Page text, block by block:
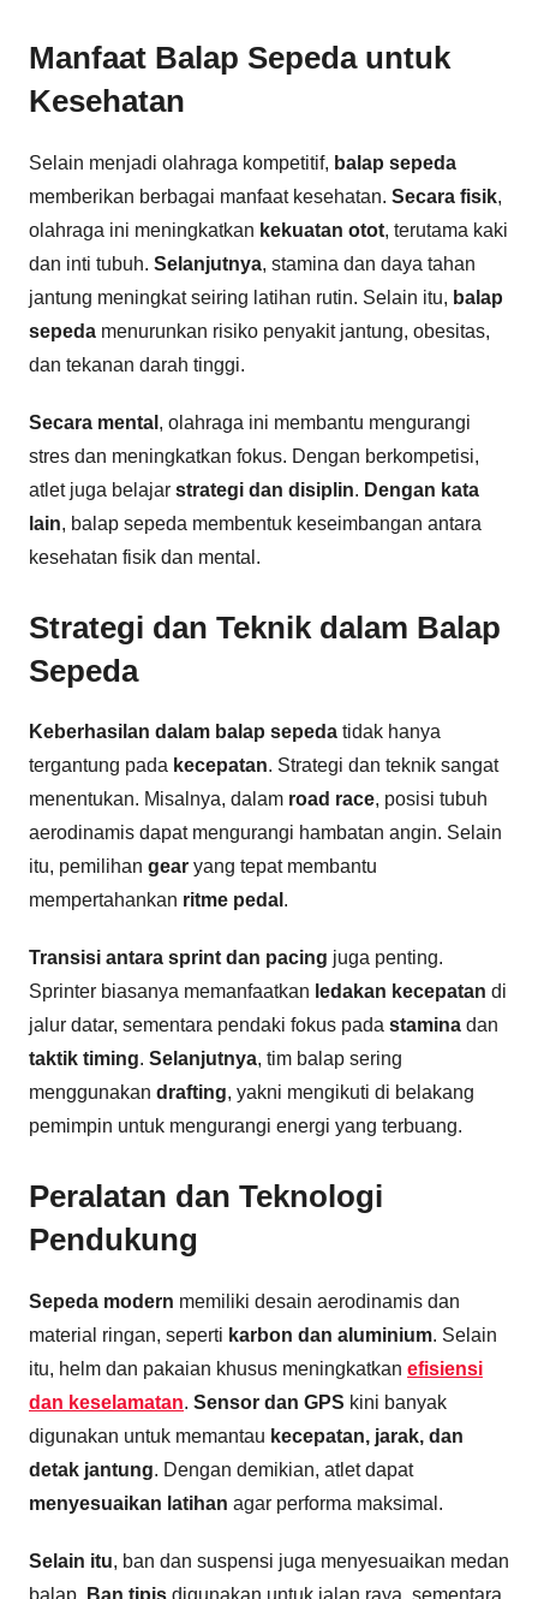
Manfaat Balap Sepeda untuk
Kesehatan
Selain menjadi olahraga kompetitif, balap sepeda
memberikan berbagai manfaat kesehatan. Secara fisik,
olahraga ini meningkatkan kekuatan otot, terutama kaki
dan inti tubuh. Selanjutnya, stamina dan daya tahan
jantung meningkat seiring latihan rutin. Selain itu, balap
sepeda menurunkan risiko penyakit jantung, obesitas,
dan tekanan darah tinggi.
Secara mental , olahraga ini membantu mengurangi
stres dan meningkatkan fokus. Dengan berkompetisi,
atlet juga belajar strategi dan disiplin. Dengan kata
lain, balap sepeda membentuk keseimbangan antara
kesehatan fisik dan mental.
Strategi dan Teknik dalam Balap
Sepeda
Keberhasilan dalam balap sepeda tidak hanya
tergantung pada kecepatan. Strategi dan teknik sangat
menentukan. Misalnya, dalam road race, posisi tubuh
aerodinamis dapat mengurangi hambatan angin. Selain
itu, pemilihan gear yang tepat membantu
mempertahankan ritme pedal .
Transisi antara sprint dan pacing juga penting.
Sprinter biasanya memanfaatkan ledakan kecepatan di
jalur datar, sementara pendaki fokus pada stamina dan
taktik timing. Selanjutnya, tim balap sering
menggunakan drafting, yakni mengikuti di belakang
pemimpin untuk mengurangi energi yang terbuang.
Peralatan dan Teknologi
Pendukung
Sepeda modern memiliki desain aerodinamis dan
material ringan, seperti karbon dan aluminium. Selain
itu, helm dan pakaian khusus meningkatkan efisiensi
dan keselamatan. Sensor dan GPS kini banyak
digunakan untuk memantau kecepatan, jarak, dan
detak jantung. Dengan demikian, atlet dapat
menyesuaikan latihan agar performa maksimal.
Selain itu, ban dan suspensi juga menyesuaikan medan
balap.
Ban tipis digunakan untuk jalan raya, sementara